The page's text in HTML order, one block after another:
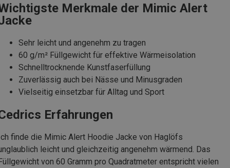
Merkmale der Mimic Alert
Sehr leicht und angenehm zu tragen
60 g/m² Füllgewicht für effektive Wärmeisolation
Schnelltrocknende Kunstfaserfüllung
Zuverlässig auch bei Nässe und Minusgraden
Vielseitig einsetzbar für Alltag und Sport
Erfahrungen
finde die Mimic Alert Hoodie Jacke von Haglöfs
leicht und gleichzeitig angenehm wärmend. Das
von 60 Gramm pro Quadratmeter entspricht vielen